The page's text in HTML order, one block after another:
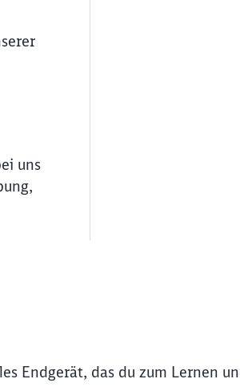
uns
Endgerät, das du zum Lernen